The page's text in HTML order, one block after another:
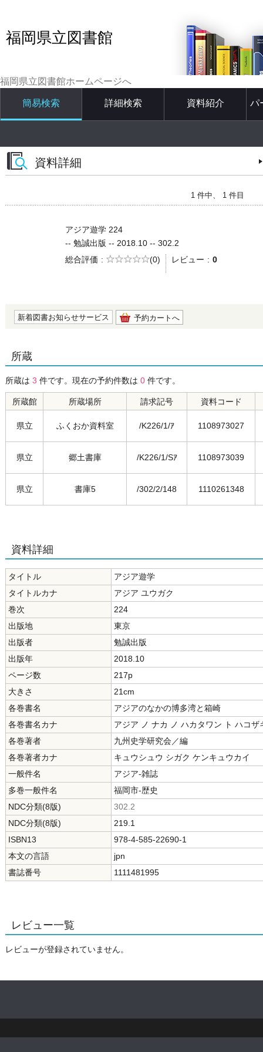
福岡県立図書館
福岡県立図書館ホームページへ
簡易検索 詳細検索 資料紹介 パ
資料詳細
1 件中、 1 件目
アジア遊学 224
-- 勉誠出版 -- 2018.10 -- 302.2
総合評価
5段階評価
(0) レビュー 0
新着図書お知らせサービス 予約カートへ
所蔵
所蔵は 3 件です。現在の予約件数は 0 件です。
所蔵館 所蔵場所 請求記号 資料コード
県立 ふくおか資料室 /K226/1/ｱ 1108973027
県立 郷土書庫 /K226/1/Sｱ 1108973039
県立 書庫5 /302/2/148 1110261348
資料詳細
タイトル
アジア遊学
タイトルカナ
アジア ユウガク
巻次
224
出版地
東京
出版者
勉誠出版
出版年
2018.10
ページ数
217p
大きさ
21cm
各巻書名
アジアのなかの博多湾と箱崎
各巻書名カナ
アジア ノ ナカ ノ ハカタワン ト ハコザ
各巻著者
九州史学研究会／編
各巻著者カナ
キュウシュウ シガク ケンキュウカイ
一般件名
アジア-雑誌
多巻一般件名
福岡市-歴史
NDC分類(8版)
302.2
NDC分類(8版)
219.1
ISBN13
978-4-585-22690-1
本文の言語
jpn
書誌番号
1111481995
レビュー一覧
レビューが登録されていません。